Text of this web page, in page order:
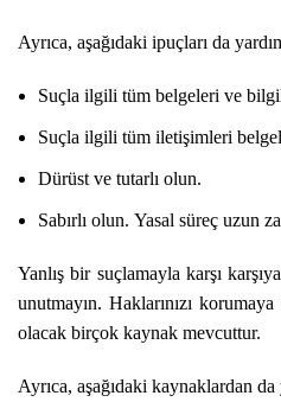
Ayrıca, aşağıdaki ipuçları da
Suçla ilgili tüm belgeleri ve
Suçla ilgili tüm iletişimleri
Dürüst ve tutarlı olun.
Sabırlı olun. Yasal süreç uzun
Yanlış bir suçlamayla karşı karşıya
unutmayın. Haklarınızı
olacak birçok kaynak mevcuttur.
Ayrıca, aşağıdaki kaynaklardan